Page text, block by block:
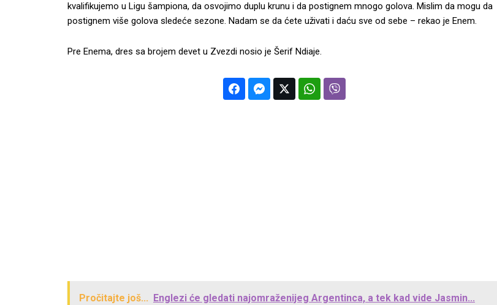
kvalifikujemo u Ligu šampiona, da osvojimo duplu krunu i da postignem mnogo golova. Mislim da mogu da
postignem više golova sledeće sezone. Nadam se da ćete uživati i daću sve od sebe – rekao je Enem.
Pre Enema, dres sa brojem devet u Zvezdi nosio je Šerif Ndiaje.
Pročitajte još... Englezi će gledati najomraženijeg Argentinca, a tek kad vide Jasmin...